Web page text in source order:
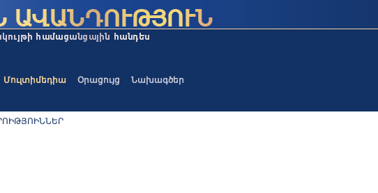
Մուլտիմեդիա Օրացույց Նախագծեր